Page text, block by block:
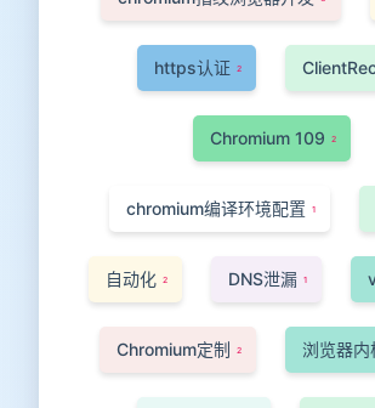
https认证 2
Chromium 109 2
chromium编译环境配置 1
自动化 2 DNS泄漏 1
Chromium定制 2 浏览器内